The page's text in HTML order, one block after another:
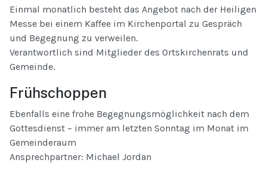
Einmal monatlich besteht das Angebot nach der Heiligen
Messe bei einem Kaffee im Kirchenportal zu Gespräch
und Begegnung zu verweilen.
Verantwortlich sind Mitglieder des Ortskirchenrats und
Gemeinde.
Frühschoppen
Ebenfalls eine frohe Begegnungsmöglichkeit nach dem
Gottesdienst – immer am letzten Sonntag im Monat im
Gemeinderaum
Ansprechpartner: Michael Jordan